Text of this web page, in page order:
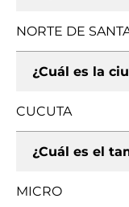
NORTE DE
¿Cuál es la
CUCUTA
¿Cuál es el
MICRO